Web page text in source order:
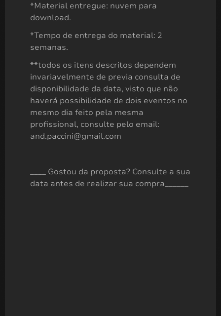
Mini Ensaio Gestante em Casa
*Material entregue: nuvem para
download.
*Tempo de entrega do material: 2
semanas.
**todos os itens descritos dependem
invariavelmente de previa consulta de
disponibilidade da data, visto que não
haverá possibilidade de dois eventos no
mesmo dia feito pela mesma
profissional, consulte pelo email:
and.paccini@gmail.com
____ Gostou da proposta? Consulte a sua
data antes de realizar sua compra______